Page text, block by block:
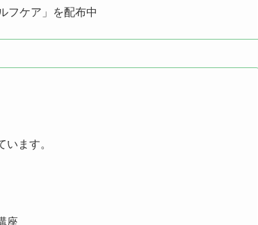
フケア」を配布中
います。
座